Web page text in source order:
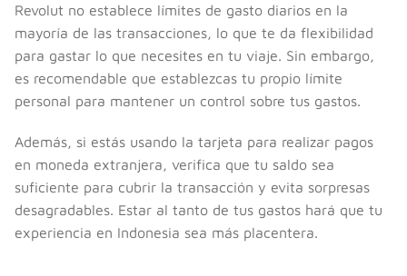
Revolut no establece límites de gasto diarios en la
mayoría de las transacciones, lo que te da flexibilidad
para gastar lo que necesites en tu viaje. Sin embargo,
es recomendable que establezcas tu propio límite
personal para mantener un control sobre tus gastos.
Además, si estás usando la tarjeta para realizar pagos
en moneda extranjera, verifica que tu saldo sea
suficiente para cubrir la transacción y evita sorpresas
desagradables. Estar al tanto de tus gastos hará que tu
experiencia en Indonesia sea más placentera.